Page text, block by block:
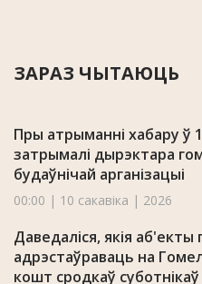
ЗАРАЗ ЧЫТАЮЦЬ
Пры атрыманні хабару ў
затрымалі дырэктара
будаўнічай арганізацыі
00:00 | 10 сакавіка | 2026
Даведаліся, якія
адрэстаўраваць на
кошт сродкаў